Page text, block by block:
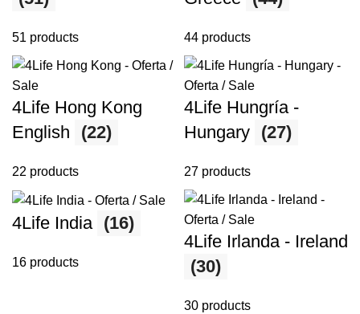
51 products 44 products
4Life Hong Kong
English
(22)
22 products
4Life Hungría -
Hungary (27)
27 products
4Life India (16)
16 products
4Life Irlanda - Ireland
(30)
30 products